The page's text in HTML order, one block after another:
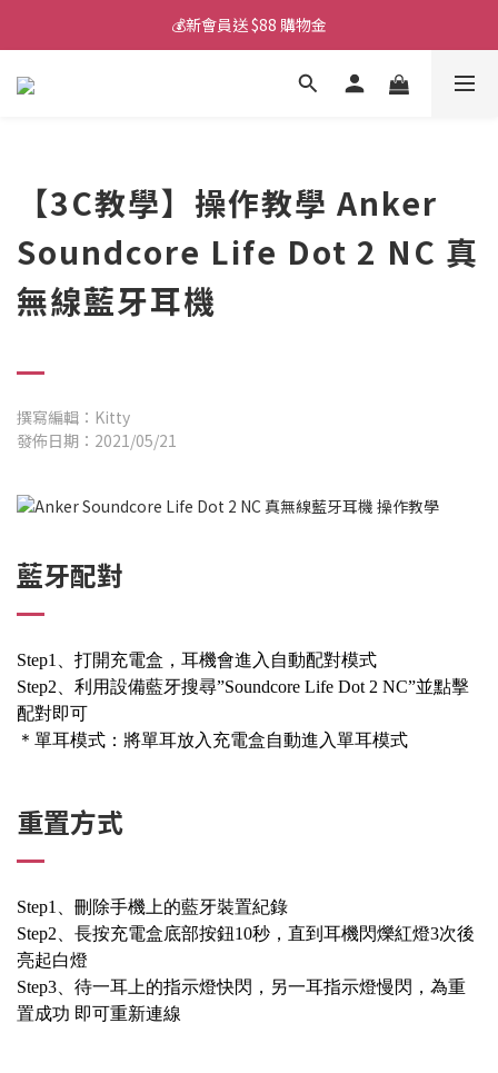
💰新會員送 $88 購物金
💰新會員送 $88 購物金
📱iPhone 17 充電挑選懶人包
【3C教學】操作教學 Anker
Soundcore Life Dot 2 NC 真
無線藍牙耳機
撰寫編輯：Kitty
發佈日期：2021/05/21
藍牙配對
Step1、打開充電盒，耳機會進入自動配對模式
Step2、利用設備藍牙搜尋”Soundcore Life Dot 2 NC”並點擊
配對即可
＊單耳模式：將單耳放入充電盒自動進入單耳模式
重置方式
Step1、刪除手機上的藍牙裝置紀錄
Step2、長按充電盒底部按鈕10秒，直到耳機閃爍紅燈3次後
亮起白燈
Step3、待一耳上的指示燈快閃，另一耳指示燈慢閃，為重
置成功 即可重新連線